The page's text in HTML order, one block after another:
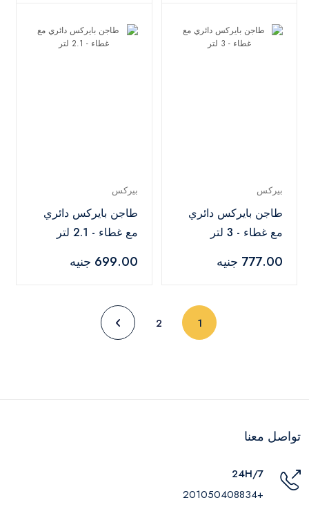
بيركس
طاجن بايركس دائري
مع غطاء - 3 لتر
777.00 جنيه
بيركس
طاجن بايركس دائري
مع غطاء - 2.1 لتر
699.00 جنيه
1
2
تواصل معنا
24H/7
+201050408834